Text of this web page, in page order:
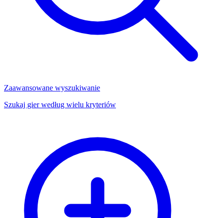
Zaawansowane wyszukiwanie
Szukaj gier według wielu kryteriów